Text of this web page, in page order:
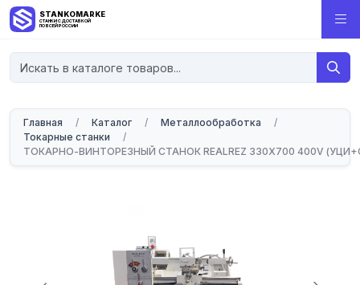
STANKOMARKET
СТАНКИ С ДОСТАВКОЙ
ПО ВСЕЙ РОССИИ
Главная / Каталог / Металлообработка
/
Токарные станки
/
ТОКАРНО-ВИНТОРЕЗНЫЙ СТАНОК REALREZ 330X700 400V